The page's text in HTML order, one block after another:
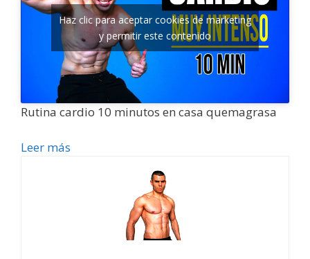
Haz clic para aceptar cookies de marketing
y permitir este contenido
Rutina cardio 10 minutos en casa quemagrasa
Leer más